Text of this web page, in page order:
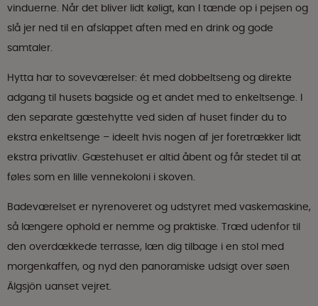
vinduerne. Når det bliver lidt køligt, kan I tænde op i pejsen og
slå jer ned til en afslappet aften med en drink og gode
samtaler.
Hytta har to soveværelser: ét med dobbeltseng og direkte
adgang til husets bagside og et andet med to enkeltsenge. I
den separate gæstehytte ved siden af huset finder du to
ekstra enkeltsenge – ideelt hvis nogen af jer foretrækker lidt
ekstra privatliv. Gæstehuset er altid åbent og får stedet til at
føles som en lille vennekoloni i skoven.
Badeværelset er nyrenoveret og udstyret med vaskemaskine,
så længere ophold er nemme og praktiske. Træd udenfor til
den overdækkede terrasse, læn dig tilbage i en stol med
morgenkaffen, og nyd den panoramiske udsigt over søen
Älgsjön uanset vejret.